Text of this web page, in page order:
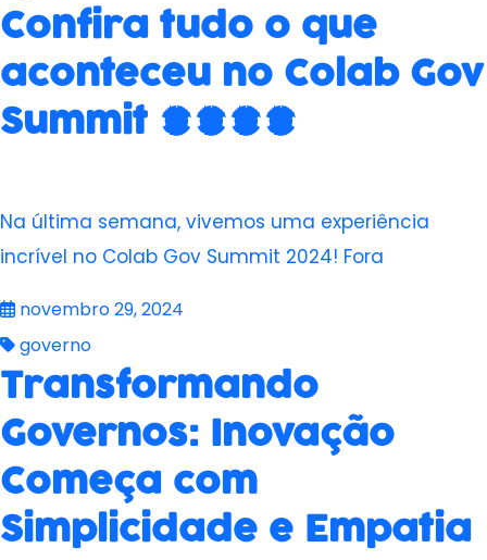
Confira tudo o que
aconteceu no Colab Gov
Summit 2024
Na última semana, vivemos uma experiência
incrível no Colab Gov Summit 2024! Fora
novembro 29, 2024
governo
Transformando
Governos: Inovação
Começa com
Simplicidade e Empatia